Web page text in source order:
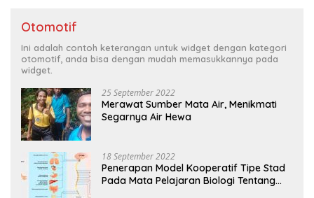
Otomotif
Ini adalah contoh keterangan untuk widget dengan kategori
otomotif, anda bisa dengan mudah memasukkannya pada
widget.
25 September 2022
Merawat Sumber Mata Air, Menikmati
Segarnya Air Hewa
18 September 2022
Penerapan Model Kooperatif Tipe Stad
Pada Mata Pelajaran Biologi Tentang